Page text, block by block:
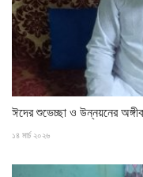
ঈদের শুভেচ্ছা ও উন্নয়নের
১৪ মার্চ ২০২৬